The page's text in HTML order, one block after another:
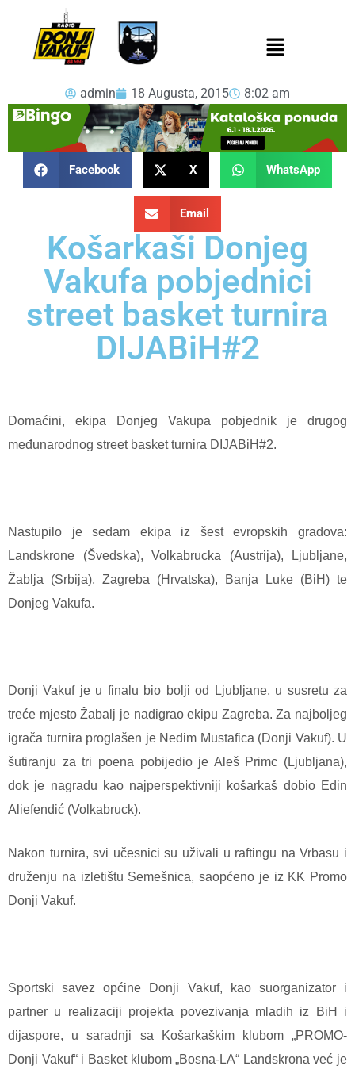
admin 18 Augusta, 2015 8:02 am
Facebook X WhatsApp
Email
Košarkaši Donjeg
Vakufa pobjednici
street basket turnira
DIJABiH#2
Domaćini, ekipa Donjeg Vakupa pobjednik je drugog
međunarodnog street basket turnira DIJABiH#2.
Nastupilo je sedam ekipa iz šest evropskih gradova:
Landskrone (Švedska), Volkabrucka (Austrija), Ljubljane,
Žablja (Srbija), Zagreba (Hrvatska), Banja Luke (BiH) te
Donjeg Vakufa.
Donji Vakuf je u finalu bio bolji od Ljubljane, u susretu za
treće mjesto Žabalj je nadigrao ekipu Zagreba. Za najboljeg
igrača turnira proglašen je Nedim Mustafica (Donji Vakuf). U
šutiranju za tri poena pobijedio je Aleš Primc (Ljubljana),
dok je nagradu kao najperspektivniji košarkaš dobio Edin
Aliefendić (Volkabruck).
Nakon turnira, svi učesnici su uživali u raftingu na Vrbasu i
druženju na izletištu Semešnica, saopćeno je iz KK Promo
Donji Vakuf.
Sportski savez općine Donji Vakuf, kao suorganizator i
partner u realizaciji projekta povezivanja mladih iz BiH i
dijaspore, u saradnji sa Košarkaškim klubom „PROMO-
Donji Vakuf“ i Basket klubom „Bosna-LA“ Landskrona već je